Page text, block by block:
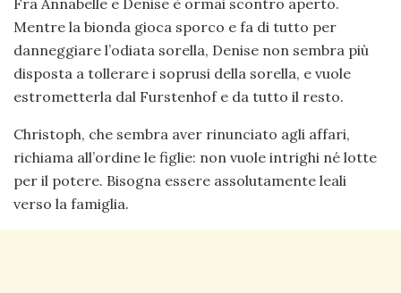
Fra Annabelle e Denise è ormai scontro aperto.
Mentre la bionda gioca sporco e fa di tutto per
danneggiare l’odiata sorella, Denise non sembra più
disposta a tollerare i soprusi della sorella, e vuole
estrometterla dal Furstenhof e da tutto il resto.
Christoph, che sembra aver rinunciato agli affari,
richiama all’ordine le figlie: non vuole intrighi né lotte
per il potere. Bisogna essere assolutamente leali
verso la famiglia.